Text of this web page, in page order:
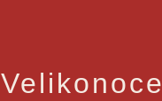
Velikonoce